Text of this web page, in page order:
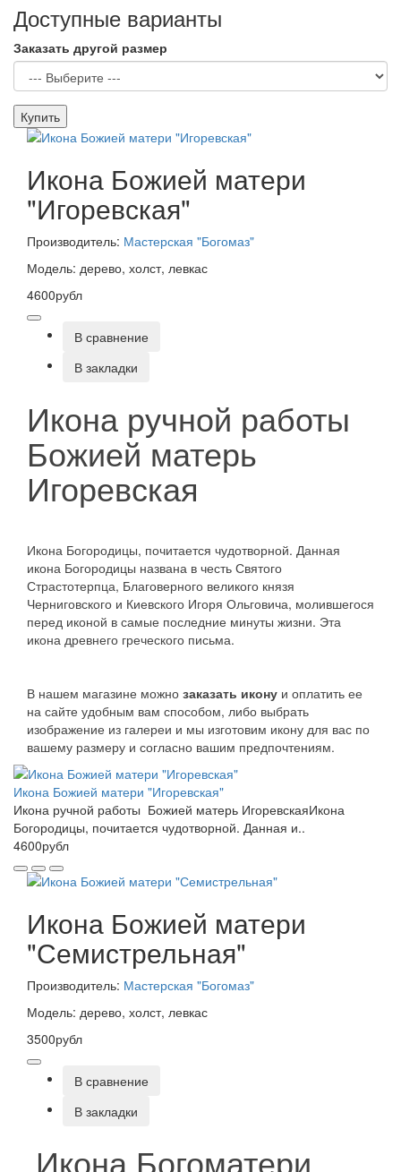
Доступные варианты
Заказать другой размер
Купить
Икона Божией матери
"Игоревская"
Производитель: Мастерская "Богомаз"
Модель: дерево, холст, левкас
4600рубл
В сравнение
В закладки
Икона ручной работы
Божией матерь
Игоревская
Икона Богородицы, почитается чудотворной. Данная
икона Богородицы названа в честь Святого
Страстотерпца, Благоверного великого князя
Черниговского и Киевского Игоря Ольговича, молившегося
перед иконой в самые последние минуты жизни. Эта
икона древнего греческого письма.
В нашем магазине можно заказать икону и оплатить ее
на сайте удобным вам способом, либо выбрать
изображение из галереи и мы изготовим икону для вас по
вашему размеру и согласно вашим предпочтениям.
Икона Божией матери "Игоревская"
Икона ручной работы Божией матерь ИгоревскаяИкона
Богородицы, почитается чудотворной. Данная и..
4600рубл
Икона Божией матери
"Семистрельная"
Производитель: Мастерская "Богомаз"
Модель: дерево, холст, левкас
3500рубл
В сравнение
В закладки
Икона Богоматери